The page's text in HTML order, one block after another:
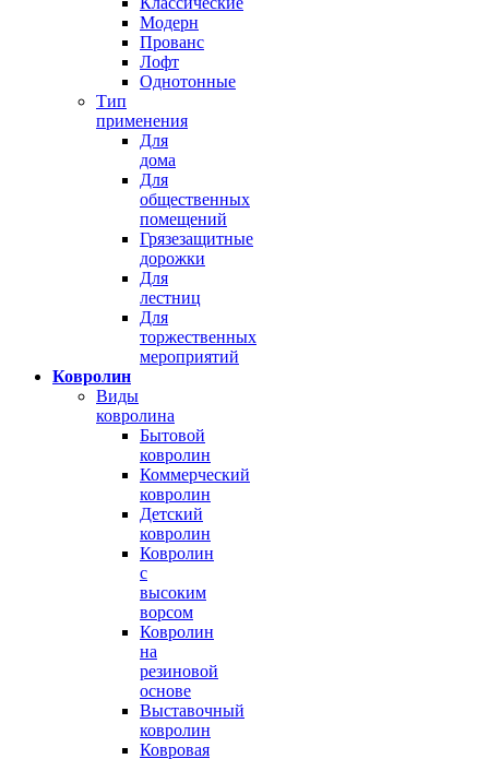
Модерн
Прованс
Лофт
Однотонные
Тип
применения
Для
дома
Для
общественных
помещений
Грязезащитные
дорожки
Для
лестниц
Для
торжественных
мероприятий
Ковролин
Виды
ковролина
Бытовой
ковролин
Коммерческий
ковролин
Детский
ковролин
Ковролин
с
высоким
ворсом
Ковролин
на
резиновой
основе
Выставочный
ковролин
Ковровая